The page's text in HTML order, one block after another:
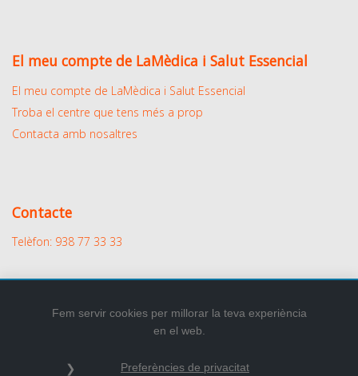
El meu compte de LaMèdica i Salut Essencial
El meu compte de LaMèdica i Salut Essencial
Troba el centre que tens més a prop
Contacta amb nosaltres
Contacte
Telèfon: 938 77 33 33
© Tots els drets reservats.
Fem servir cookies per millorar la teva experiència
en el web.
Preferències de privacitat